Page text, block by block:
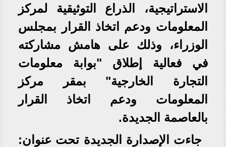
الاستراتيجية، الذراع التوثيقية لمركز
المعلومات ودعم اتخاذ القرار بمجلس
الوزراء، وذلك على هامش مشاركته
في فعالية إطلاق "بوابة معلومات
التجارة الخارجية" بمقر مركز
المعلومات ودعم اتخاذ القرار
بالعاصمة الجديدة.
جاءت الإصدارة الجديدة تحت عنوان: